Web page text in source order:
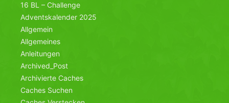
16 BL – Challenge
Adventskalender 2025
Allgemein
Allgemeines
Anleitungen
Archived_Post
Archivierte Caches
Caches Suchen